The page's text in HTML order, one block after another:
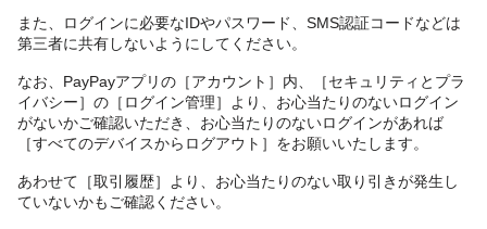
また、ログインに必要なIDやパスワード、SMS認証コードなどは
第三者に共有しないようにしてください。
なお、PayPayアプリの［アカウント］内、［セキュリティとプラ
イバシー］の［ログイン管理］より、お心当たりのないログイン
がないかご確認いただき、お心当たりのないログインがあれば
［すべてのデバイスからログアウト］をお願いいたします。
あわせて［取引履歴］より、お心当たりのない取り引きが発生し
ていないかもご確認ください。